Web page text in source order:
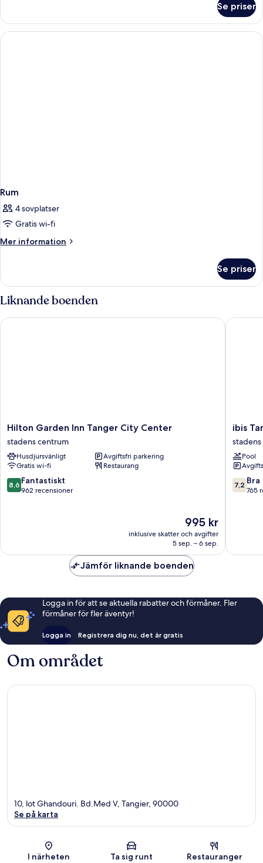
Sea
View
Double
Room
with
Se priser
Rum
4 sovplatser
Gratis wi-fi
Mer information
Mer
Se priser
Liknande boenden
Hilton
Garden
Inn
Tanger
City
Center
stadens
Hilton Garden Inn Tanger City Center
stadens centrum
Husdjursvänligt
Avgiftsfri parkering
Gratis wi-fi
Restaurang
8.6
av
8,6 Fantastiskt
962 recensioner
Priset
är
995 kr
995 kr
inklusive skatter och avgifter
5 sep. – 6 sep.
Hilton Garden Inn Tanger City Center
ibis
Tanger
City
Center
stadens
centrum
ibis
Pool
7.2
av
7,2 Bra
765
ibis
Jämför liknande boenden
Logga in för att se aktuella rabatter och förmåner. Fler
förmåner för fler äventyr!
Logga in Registrera dig nu, det är gratis
Om området
Karta
10, lot Ghandouri. Bd.Med V, Tangier, 90000
Se på karta
I närheten Ta sig runt Restauranger